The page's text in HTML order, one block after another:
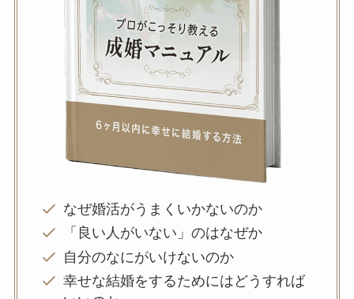
なぜ婚活がうまくいかないのか
「良い人がいない」のはなぜか
自分のなにがいけないのか
幸せな結婚をするためにはどうすれば